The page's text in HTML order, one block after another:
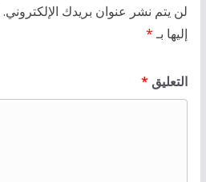
لن يتم نشر عنوان بريدك الإلكتروني.
إليها بـ*
التعليق *